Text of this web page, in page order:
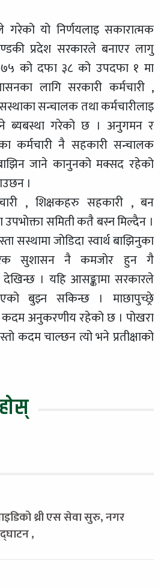
गरेको यो निर्णयलाइ सकारात्मक
प्रदेश सरकारले बनाएर लागु
को दफा ३८ को उपदफा १ मा
लागि सरकारी कर्मचारी ,
सन्चालक तथा कर्मचारीलाइ
ब्यबस्था गरेको छ । अनुगमन र
कर्मचारी नै सहकारी सन्चालक
बाझिन जाने कानुनको मक्सद रहेको
।
, शिक्षकहरु सहकारी , बन
उपभोक्ता समिती कतै बस्न मिल्दैन ।
सस्थामा जोडिदा स्वार्थ बाझिनुका
सुशासन नै कमजोर हुन गै
। यहि आसङ्कामा सरकारले
बुझ्न सकिन्छ । माछापुच्छ्रे
कदम अनुकरणीय रहेको छ । पोखरा
कदम चाल्छन त्यो भने प्रतीक्षाको
थ्री एस सेवा सुरु, नगर
,